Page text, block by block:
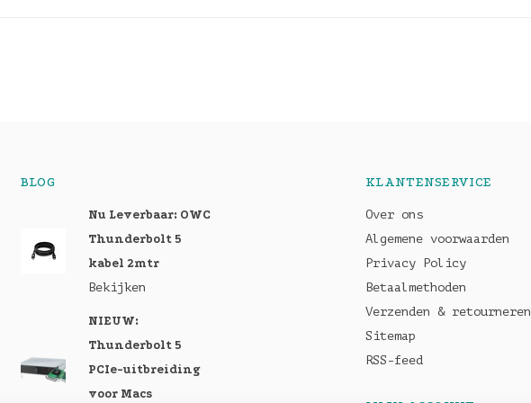
BLOG
Nu Leverbaar: OWC
Thunderbolt 5
kabel 2mtr
Bekijken
NIEUW:
Thunderbolt 5
PCIe-uitbreiding
voor Macs
KLANTENSERVICE
Over ons
Algemene voorwaarden
Privacy Policy
Betaalmethoden
Verzenden & retourneren
Sitemap
RSS-feed